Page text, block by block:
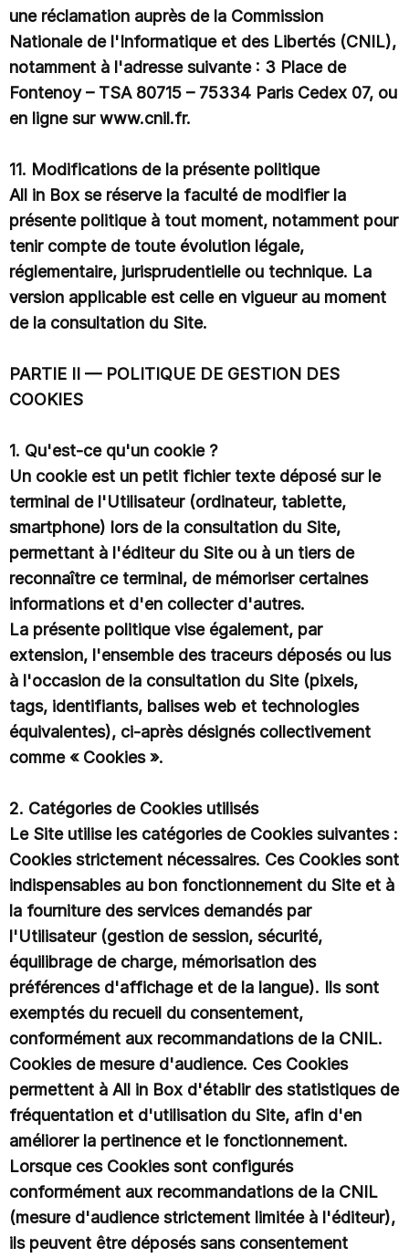
une réclamation auprès de la Commission
Nationale de l'Informatique et des Libertés (CNIL),
notamment à l'adresse suivante : 3 Place de
Fontenoy – TSA 80715 – 75334 Paris Cedex 07, ou
en ligne sur www.cnil.fr.
11. Modifications de la présente politique
All in Box se réserve la faculté de modifier la
présente politique à tout moment, notamment pour
tenir compte de toute évolution légale,
réglementaire, jurisprudentielle ou technique. La
version applicable est celle en vigueur au moment
de la consultation du Site.
PARTIE II — POLITIQUE DE GESTION DES
COOKIES
1. Qu'est-ce qu'un cookie ?
Un cookie est un petit fichier texte déposé sur le
terminal de l'Utilisateur (ordinateur, tablette,
smartphone) lors de la consultation du Site,
permettant à l'éditeur du Site ou à un tiers de
reconnaître ce terminal, de mémoriser certaines
informations et d'en collecter d'autres.
La présente politique vise également, par
extension, l'ensemble des traceurs déposés ou lus
à l'occasion de la consultation du Site (pixels,
tags, identifiants, balises web et technologies
équivalentes), ci-après désignés collectivement
comme « Cookies ».
2. Catégories de Cookies utilisés
Le Site utilise les catégories de Cookies suivantes :
Cookies strictement nécessaires. Ces Cookies sont
indispensables au bon fonctionnement du Site et à
la fourniture des services demandés par
l'Utilisateur (gestion de session, sécurité,
équilibrage de charge, mémorisation des
préférences d'affichage et de la langue). Ils sont
exemptés du recueil du consentement,
conformément aux recommandations de la CNIL.
Cookies de mesure d'audience. Ces Cookies
permettent à All in Box d'établir des statistiques de
fréquentation et d'utilisation du Site, afin d'en
améliorer la pertinence et le fonctionnement.
Lorsque ces Cookies sont configurés
conformément aux recommandations de la CNIL
(mesure d'audience strictement limitée à l'éditeur),
ils peuvent être déposés sans consentement